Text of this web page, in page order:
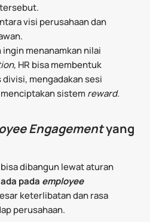
visi perusahaan dan
menanamkan nilai
, HR bisa membentuk
mengadakan sesi
sistem reward.
Engagementyang
dibangun lewat aturan
pada employee
keterlibatan dan rasa
perusahaan.